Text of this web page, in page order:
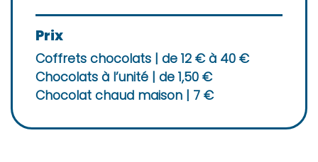
Prix
Coffrets chocolats | de 12 € à 40 €
Chocolats à l’unité | de 1,50 €
Chocolat chaud maison | 7 €